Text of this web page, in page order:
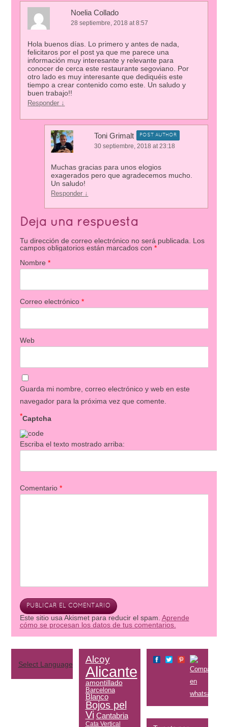
Noelia Collado
28 septiembre, 2018 at 8:57
Hola buenos días. Lo primero y antes de nada,
felicitaros por el post ya que me parece una
información muy interesante y relevante para
conocer de cerca este restaurante segoviano. Por
otro lado es muy interesante que dediquéis este
tiempo a crear contenido como este. Un saludo y
buen trabajo!!
Responder ↓
Toni Grimalt POST AUTHOR
30 septiembre, 2018 at 23:18
Muchas gracias para unos elogios
exagerados pero que agradecemos mucho.
Un saludo!
Responder ↓
Deja una respuesta
Tu dirección de correo electrónico no será publicada.
Los
campos obligatorios están marcados con *
Nombre *
Correo electrónico *
Web
Guarda mi nombre, correo electrónico y web en este
navegador para la próxima vez que comente.
Captcha
*
Escriba el texto mostrado arriba:
Comentario *
Este sitio usa Akismet para reducir el spam. Aprende
cómo se procesan los datos de tus comentarios.
Select Language Alcoy
Alicante
amontillado
Barcelona
Blanco
Bojos pel
Vi Cantabria
Cata Vertical